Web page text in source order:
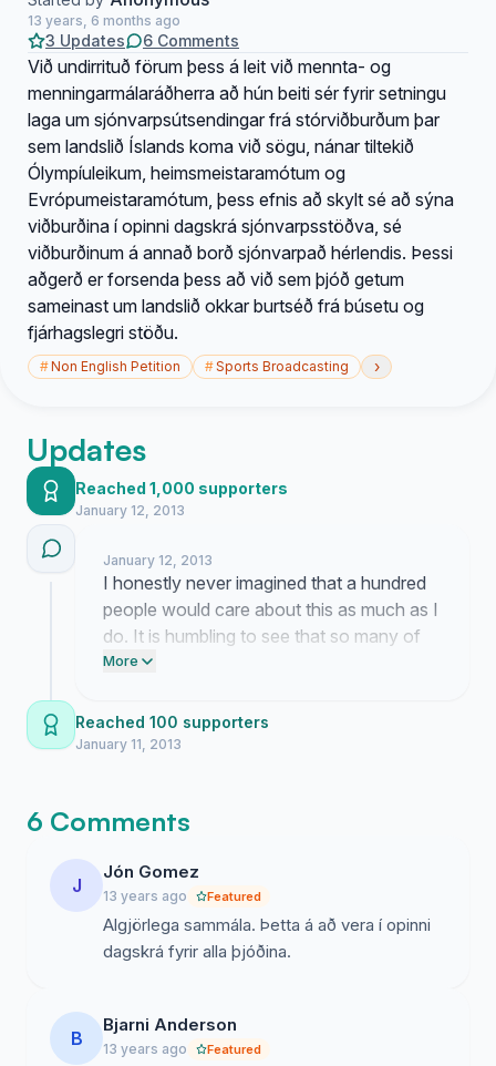
13 years, 6 months ago
3 Updates 6 Comments
Við undirrituð förum þess á leit við mennta- og
menningarmálaráðherra að hún beiti sér fyrir setningu
laga um sjónvarpsútsendingar frá stórviðburðum þar
sem landslið Íslands koma við sögu, nánar tiltekið
Ólympíuleikum, heimsmeistaramótum og
Evrópumeistaramótum, þess efnis að skylt sé að sýna
viðburðina í opinni dagskrá sjónvarpsstöðva, sé
viðburðinum á annað borð sjónvarpað hérlendis. Þessi
aðgerð er forsenda þess að við sem þjóð getum
sameinast um landslið okkar burtséð frá búsetu og
fjárhagslegri stöðu.
#Non English Petition #Sports Broadcasting ›
Updates
Reached 1,000 supporters
January 12, 2013
January 12, 2013
I honestly never imagined that a hundred
people would care about this as much as I
do. It is humbling to see that so many of
you believe in making these moments
the energy you have brought to the
cause.
More
Reached 100 supporters
January 11, 2013
6 Comments
J
Jón Gomez
13 years ago Featured
Algjörlega sammála. Þetta á að vera í opinni
dagskrá fyrir alla þjóðina.
B
Bjarni Anderson
13 years ago Featured